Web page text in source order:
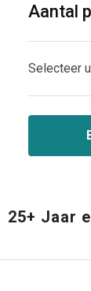
Aantal
Selecteer
25+ Jaar